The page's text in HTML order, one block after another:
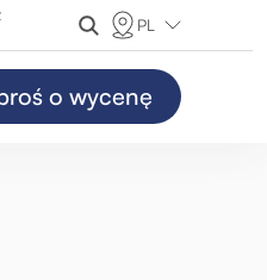
PL
o wycenę